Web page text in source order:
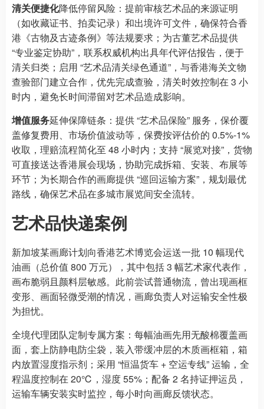
清关便捷化降低停留风险：提前审核艺术品的来源证明
（如收藏证书、拍卖记录）和出境许可文件，确保符合香
港《古物及古迹条例》等法规要求；为古董艺术品提供
“专业鉴定协助”，联系权威机构出具年代评估报告，便于
清关归类；启用 “艺术品清关绿色通道”，与香港海关文物
查验部门建立合作，优先完成查验，清关时效控制在 3 小
时内，避免长时间滞留对艺术品造成影响。
增值服务延伸保障链条：提供 “艺术品保险” 服务，保价覆
盖修复费用、市场价值波动等，保费按评估价的 0.5%-1%
收取，理赔流程简化至 48 小时内；支持 “展览对接”，货物
可直接送达香港展会现场，协助完成拆箱、安装、布展等
环节；为长期合作的画廊提供 “巡回运输方案”，规划最优
路线，确保艺术品在多城市展览间安全流转。
艺术品快递案例
新加坡某画廊计划向香港艺术博览会运送一批 10 幅现代
油画（总价值 800 万元），其中包括 3 幅艺术家代表作，
画布脆弱且颜料层敏感。此前尝试普通物流，曾出现画框
变形、画面轻微受潮的情况，画廊负责人对运输安全性极
为担忧。
全境代理团队定制专属方案：每幅油画先用无酸棉覆盖画
面，套上防静电防尘袋，装入带缓冲层的木质画框箱，箱
内放置湿度指示剂；采用 “恒温货车 + 空运专线” 运输，全
程温度控制在 20℃，湿度 55%；配备 2 名持证押运员，
运输车辆安装实时监控，每小时向画廊反馈状态。